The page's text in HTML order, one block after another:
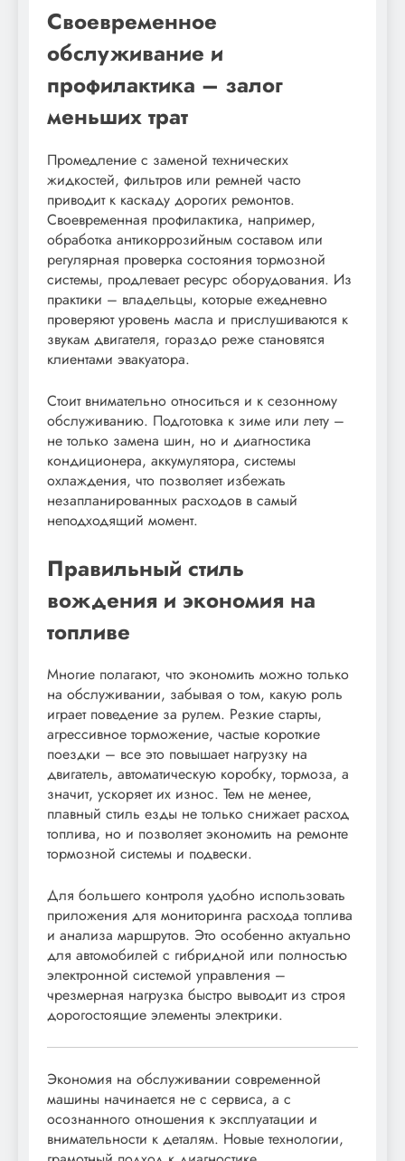
Своевременное
обслуживание и
профилактика – залог
меньших трат
Промедление с заменой технических
жидкостей, фильтров или ремней часто
приводит к каскаду дорогих ремонтов.
Своевременная профилактика, например,
обработка антикоррозийным составом или
регулярная проверка состояния тормозной
системы, продлевает ресурс оборудования. Из
практики – владельцы, которые ежедневно
проверяют уровень масла и прислушиваются к
звукам двигателя, гораздо реже становятся
клиентами эвакуатора.
Стоит внимательно относиться и к сезонному
обслуживанию. Подготовка к зиме или лету –
не только замена шин, но и диагностика
кондиционера, аккумулятора, системы
охлаждения, что позволяет избежать
незапланированных расходов в самый
неподходящий момент.
Правильный стиль
вождения и экономия на
топливе
Многие полагают, что экономить можно только
на обслуживании, забывая о том, какую роль
играет поведение за рулем. Резкие старты,
агрессивное торможение, частые короткие
поездки – все это повышает нагрузку на
двигатель, автоматическую коробку, тормоза, а
значит, ускоряет их износ. Тем не менее,
плавный стиль езды не только снижает расход
топлива, но и позволяет экономить на ремонте
тормозной системы и подвески.
Для большего контроля удобно использовать
приложения для мониторинга расхода топлива
и анализа маршрутов. Это особенно актуально
для автомобилей с гибридной или полностью
электронной системой управления –
чрезмерная нагрузка быстро выводит из строя
дорогостоящие элементы электрики.
Экономия на обслуживании современной
машины начинается не с сервиса, а с
осознанного отношения к эксплуатации и
внимательности к деталям. Новые технологии,